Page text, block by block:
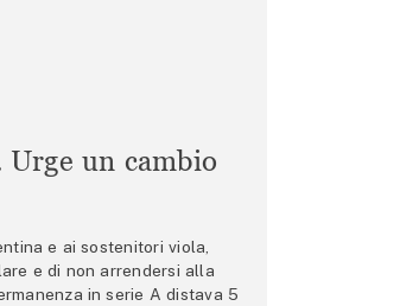
un cambio
e ai sostenitori viola,
e di non arrendersi alla
in serie A distava 5